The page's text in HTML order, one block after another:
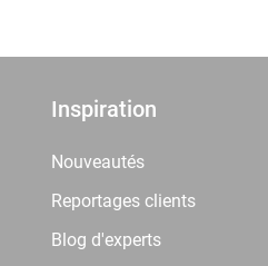
Inspiration
Nouveautés
Reportages clients
Blog d'experts